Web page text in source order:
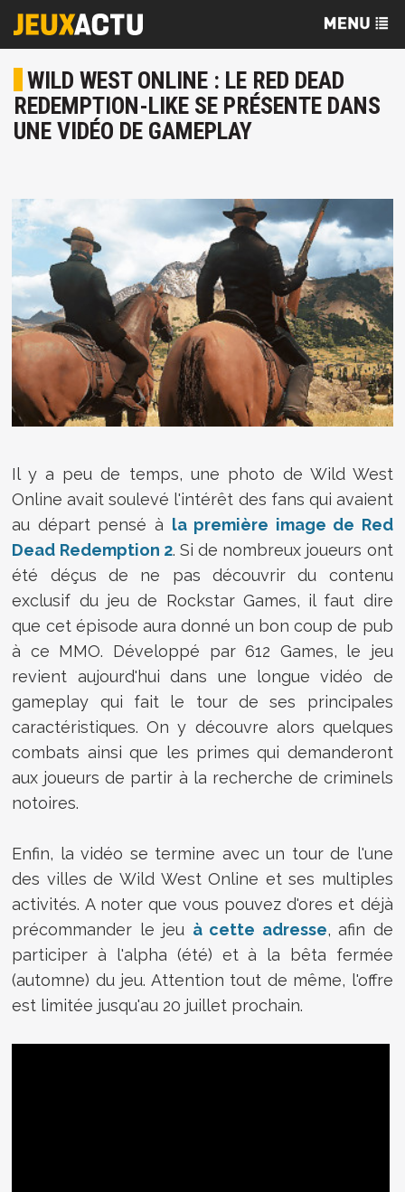
WILD WEST ONLINE : LE RED DEAD
REDEMPTION-LIKE SE PRÉSENTE DANS
UNE VIDÉO DE GAMEPLAY
Il y a peu de temps, une photo de Wild West
Online avait soulevé l'intérêt des fans qui avaient
au départ pensé à la première image de Red
Dead Redemption 2. Si de nombreux joueurs ont
été déçus de ne pas découvrir du contenu
exclusif du jeu de Rockstar Games, il faut dire
que cet épisode aura donné un bon coup de pub
à ce MMO. Développé par 612 Games, le jeu
revient aujourd'hui dans une longue vidéo de
gameplay qui fait le tour de ses principales
caractéristiques. On y découvre alors quelques
combats ainsi que les primes qui demanderont
aux joueurs de partir à la recherche de criminels
notoires.
Enfin, la vidéo se termine avec un tour de l'une
des villes de Wild West Online et ses multiples
activités. A noter que vous pouvez d'ores et déjà
précommander le jeu à cette adresse, afin de
participer à l'alpha (été) et à la bêta fermée
(automne) du jeu. Attention tout de même, l'offre
est limitée jusqu'au 20 juillet prochain.